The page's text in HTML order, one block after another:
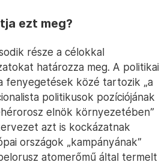
ezt meg?
része a célokkal
határozza meg. A politikai
fenyegetések közé tartozik „a
politikusok pozíciójának
elnök környezetében”
azt is kockázatnak
országok „kampányának”
atomerőmű által termelt